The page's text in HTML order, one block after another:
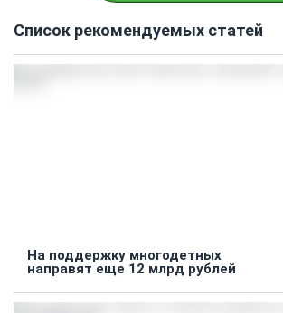
Список рекомендуемых статей
На поддержку многодетных
направят еще 12 млрд рублей